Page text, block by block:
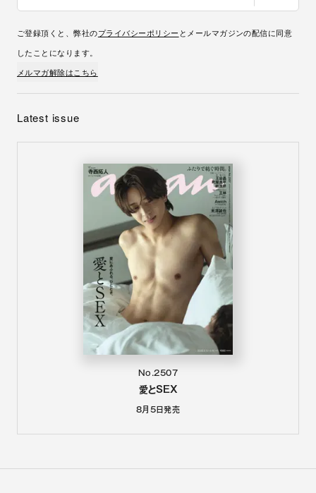
ご登録頂くと、弊社のプライバシーポリシー とメールマガジンの配信に同意
したことになります。
メルマガ解除はこちら
Latest issue
No.2507
愛とSEX
8月5日発売